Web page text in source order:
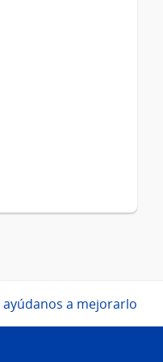
ayúdanos a mejorarlo